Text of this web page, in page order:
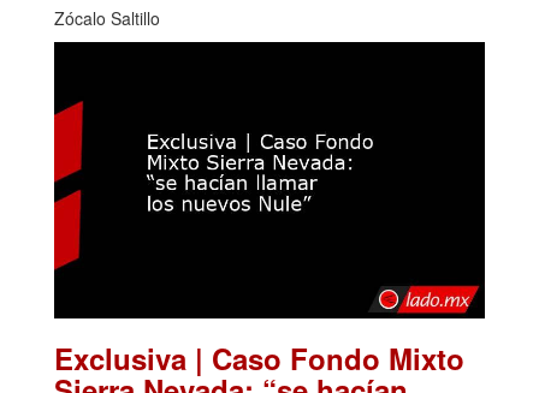
Zócalo Saltillo
Exclusiva | Caso Fondo Mixto